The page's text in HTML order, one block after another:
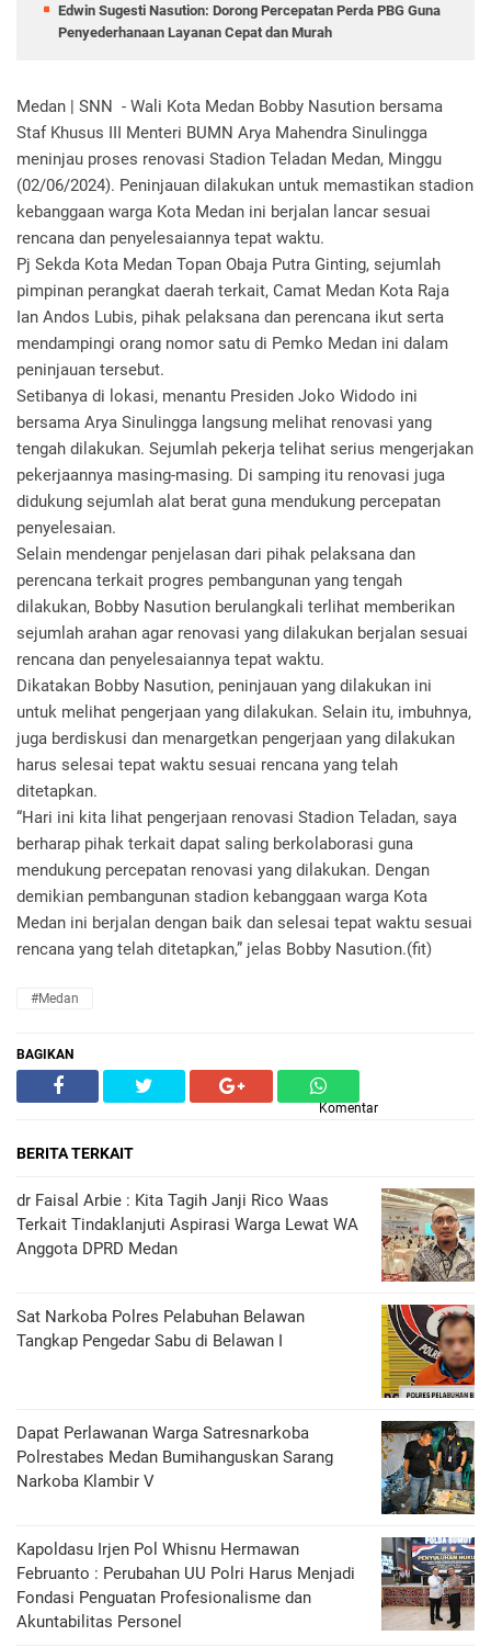
Edwin Sugesti Nasution: Dorong Percepatan Perda PBG Guna
Penyederhanaan Layanan Cepat dan Murah
Medan | SNN - Wali Kota Medan Bobby Nasution bersama
Staf Khusus III Menteri BUMN Arya Mahendra Sinulingga
meninjau proses renovasi Stadion Teladan Medan, Minggu
(02/06/2024). Peninjauan dilakukan untuk memastikan stadion
kebanggaan warga Kota Medan ini berjalan lancar sesuai
rencana dan penyelesaiannya tepat waktu.
Pj Sekda Kota Medan Topan Obaja Putra Ginting, sejumlah
pimpinan perangkat daerah terkait, Camat Medan Kota Raja
Ian Andos Lubis, pihak pelaksana dan perencana ikut serta
mendampingi orang nomor satu di Pemko Medan ini dalam
peninjauan tersebut.
Setibanya di lokasi, menantu Presiden Joko Widodo ini
bersama Arya Sinulingga langsung melihat renovasi yang
tengah dilakukan. Sejumlah pekerja telihat serius mengerjakan
pekerjaannya masing-masing. Di samping itu renovasi juga
didukung sejumlah alat berat guna mendukung percepatan
penyelesaian.
Selain mendengar penjelasan dari pihak pelaksana dan
perencana terkait progres pembangunan yang tengah
dilakukan, Bobby Nasution berulangkali terlihat memberikan
sejumlah arahan agar renovasi yang dilakukan berjalan sesuai
rencana dan penyelesaiannya tepat waktu.
Dikatakan Bobby Nasution, peninjauan yang dilakukan ini
untuk melihat pengerjaan yang dilakukan. Selain itu, imbuhnya,
juga berdiskusi dan menargetkan pengerjaan yang dilakukan
harus selesai tepat waktu sesuai rencana yang telah
ditetapkan.
“Hari ini kita lihat pengerjaan renovasi Stadion Teladan, saya
berharap pihak terkait dapat saling berkolaborasi guna
mendukung percepatan renovasi yang dilakukan. Dengan
demikian pembangunan stadion kebanggaan warga Kota
Medan ini berjalan dengan baik dan selesai tepat waktu sesuai
rencana yang telah ditetapkan,” jelas Bobby Nasution.(fit)
#Medan
BAGIKAN
Komentar
BERITA TERKAIT
dr Faisal Arbie : Kita Tagih Janji Rico Waas
Terkait Tindaklanjuti Aspirasi Warga Lewat WA
Anggota DPRD Medan
Sat Narkoba Polres Pelabuhan Belawan
Tangkap Pengedar Sabu di Belawan I
Dapat Perlawanan Warga Satresnarkoba
Polrestabes Medan Bumihanguskan Sarang
Narkoba Klambir V
Kapoldasu Irjen Pol Whisnu Hermawan
Februanto : Perubahan UU Polri Harus Menjadi
Fondasi Penguatan Profesionalisme dan
Akuntabilitas Personel